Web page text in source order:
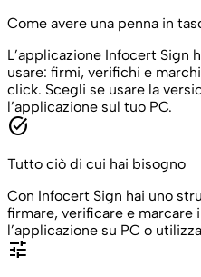
Come avere una penna in
L’applicazione Infocert Sign
usare: firmi, verifichi e
click. Scegli se usare la
l’applicazione sul tuo PC.
task_alt
Tutto ciò di cui hai bisogno
Con Infocert Sign hai uno
firmare, verificare e marcare
l’applicazione su PC o
tune